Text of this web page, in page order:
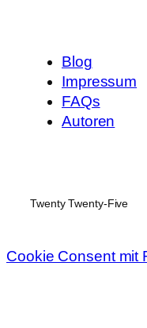
Blog
Impressum
FAQs
Autoren
Twenty Twenty-Five
Cookie Consent mit